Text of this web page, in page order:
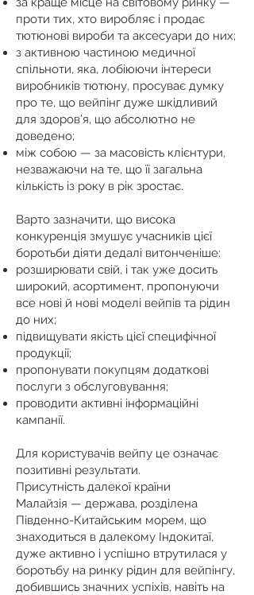
проти тих, хто виробляє і продає
тютюнові вироби та аксесуари до них;
з активною частиною медичної
спільноти, яка, лобіюючи інтереси
виробників тютюну, просуває думку
про те, що вейпінг дуже шкідливий
для здоров’я, що абсолютно не
доведено;
між собою — за масовість клієнтури,
незважаючи на те, що її загальна
кількість із року в рік зростає.
Варто зазначити, що висока
конкуренція змушує учасників цієї
боротьби діяти дедалі витонченіше:
розширювати свій, і так уже досить
широкий, асортимент, пропонуючи
все нові й нові моделі вейпів та рідин
до них;
підвищувати якість цієї специфічної
продукції;
пропонувати покупцям додаткові
послуги з обслуговування;
проводити активні інформаційні
кампанії.
Для користувачів вейпу це означає
позитивні результати.
Присутність далекої країни
Малайзія — держава, розділена
Південно-Китайським морем, що
знаходиться в далекому Індокитаї,
дуже активно і успішно втрутилася у
боротьбу на ринку рідин для вейпінгу,
добившись значних успіхів, навіть на